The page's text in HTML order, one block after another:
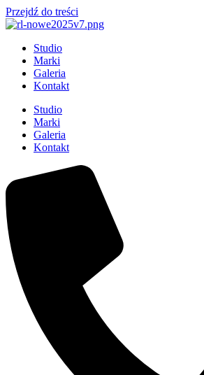
Przejdź do treści
Studio
Marki
Galeria
Kontakt
Studio
Marki
Galeria
Kontakt